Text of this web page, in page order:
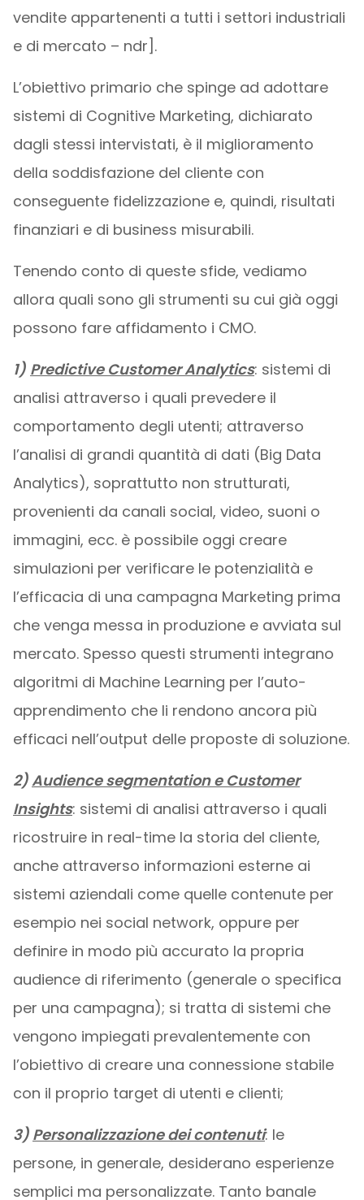
vendite appartenenti a tutti i settori industriali
e di mercato – ndr].
L’obiettivo primario che spinge ad adottare
sistemi di Cognitive Marketing, dichiarato
dagli stessi intervistati, è il miglioramento
della soddisfazione del cliente con
conseguente fidelizzazione e, quindi, risultati
finanziari e di business misurabili.
Tenendo conto di queste sfide, vediamo
allora quali sono gli strumenti su cui già oggi
possono fare affidamento i CMO.
1) Predictive Customer Analytics: sistemi di
analisi attraverso i quali prevedere il
comportamento degli utenti; attraverso
l’analisi di grandi quantità di dati (Big Data
Analytics), soprattutto non strutturati,
provenienti da canali social, video, suoni o
immagini, ecc. è possibile oggi creare
simulazioni per verificare le potenzialità e
l’efficacia di una campagna Marketing prima
che venga messa in produzione e avviata sul
mercato. Spesso questi strumenti integrano
algoritmi di Machine Learning per l’auto-
apprendimento che li rendono ancora più
efficaci nell’output delle proposte di soluzione.
2)Audience segmentation e Customer
Insights: sistemi di analisi attraverso i quali
ricostruire in real-time la storia del cliente,
anche attraverso informazioni esterne ai
sistemi aziendali come quelle contenute per
esempio nei social network, oppure per
definire in modo più accurato la propria
audience di riferimento (generale o specifica
per una campagna); si tratta di sistemi che
vengono impiegati prevalentemente con
l’obiettivo di creare una connessione stabile
con il proprio target di utenti e clienti;
3) Personalizzazione dei contenuti: le
persone, in generale, desiderano esperienze
semplici ma personalizzate. Tanto banale